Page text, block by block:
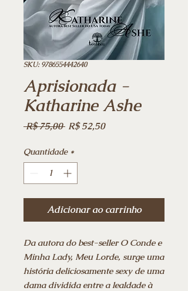
SKU: 9786554442640
Aprisionada -
Katharine Ashe
R$ 75,00 Preço
R$ 52,50Preço
Quantidade *
Adicionar ao carrinho
Da autora do best-seller O Conde e
Minha Lady, Meu Lorde, surge uma
história deliciosamente sexy de uma
dama dividida entre a lealdade à